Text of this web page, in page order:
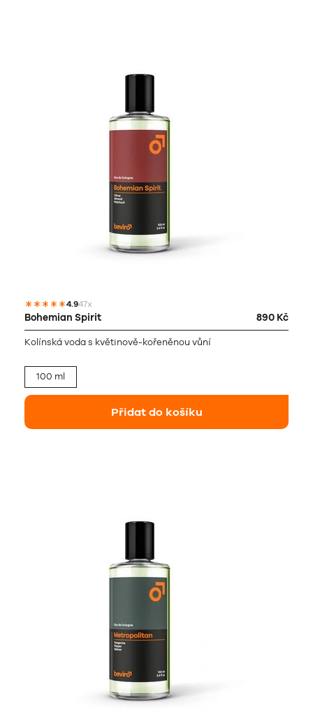
4.947x
Bohemian Spirit 890 Kč
Kolínská voda s květinově-kořeněnou vůní
100 ml
Přidat do košíku